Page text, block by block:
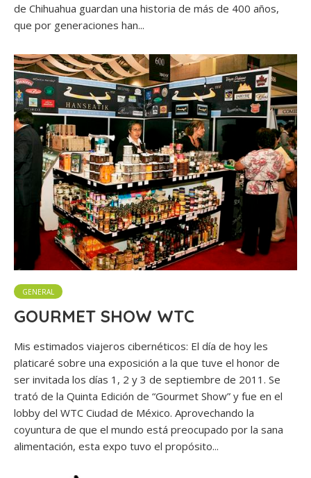
de Chihuahua guardan una historia de más de 400 años,
que por generaciones han...
GENERAL
GOURMET SHOW WTC
Mis estimados viajeros cibernéticos: El día de hoy les
platicaré sobre una exposición a la que tuve el honor de
ser invitada los días 1, 2 y 3 de septiembre de 2011. Se
trató de la Quinta Edición de “Gourmet Show” y fue en el
lobby del WTC Ciudad de México. Aprovechando la
coyuntura de que el mundo está preocupado por la sana
alimentación, esta expo tuvo el propósito...